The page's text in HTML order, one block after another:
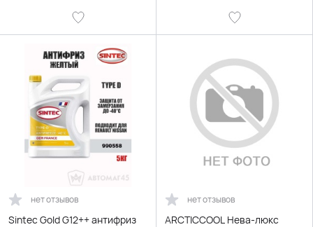
нет отзывов
Sintec Gold G12++ антифриз
нет отзывов
ARCTICCOOL Нева-люкс